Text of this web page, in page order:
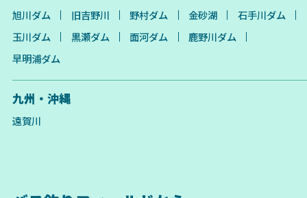
旭川ダム 旧吉野川 野村ダム 金砂湖
石手川ダム
玉川ダム
黒瀬ダム 面河ダム
鹿野川ダム
早明浦ダム
九州・沖縄
遠賀川